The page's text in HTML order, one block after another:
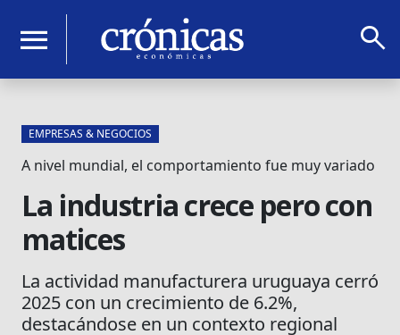
menu search
EMPRESAS & NEGOCIOS
A nivel mundial, el comportamiento fue muy variado
La industria crece pero con
matices
La actividad manufacturera uruguaya cerró
2025 con un crecimiento de 6.2%,
destacándose en un contexto regional